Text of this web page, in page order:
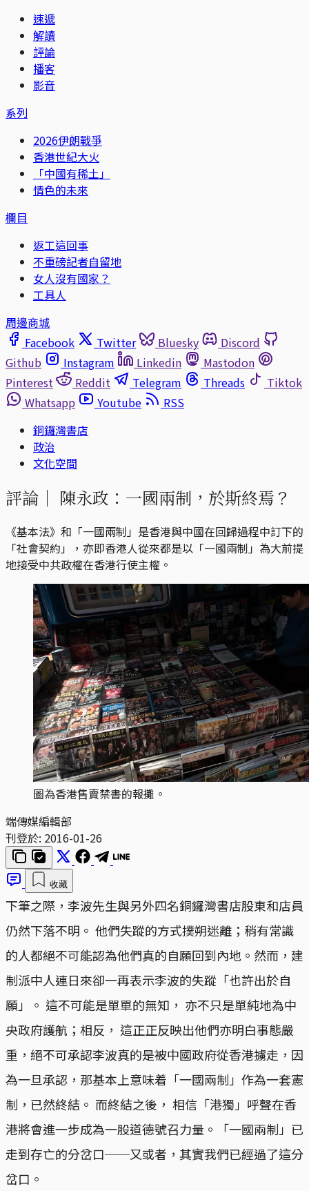
速遞
解讀
評論
播客
影音
系列
2026伊朗戰爭
香港世紀大火
「中國有稀土」
情色的未來
欄目
返工這回事
不重磅記者自留地
女人沒有國家？
工具人
周邊商城
Facebook
Twitter Bluesky
Discord
Github
Instagram Linkedin
Mastodon
Pinterest
Reddit Telegram Threads
Tiktok
Whatsapp
Youtube
RSS
銅鑼灣書店
政治
文化空間
評論｜ 陳永政：一國兩制，於斯終焉？
《基本法》和「一國兩制」是香港與中國在回歸過程中訂下的
「社會契約」，亦即香港人從來都是以「一國兩制」為大前提
地接受中共政權在香港行使主權。
圖為香港售賣禁書的報攤。
端傳媒編輯部
刊登於: 2016-01-26
收藏
下筆之際，李波先生與另外四名銅鑼灣書店股東和店員
仍然下落不明。 他們失蹤的方式撲朔迷離；稍有常識
的人都絕不可能認為他們真的自願回到內地。然而，建
制派中人連日來卻一再表示李波的失蹤「也許出於自
願」。 這不可能是單單的無知， 亦不只是單純地為中
央政府護航；相反， 這正正反映出他們亦明白事態嚴
重，絕不可承認李波真的是被中國政府從香港擄走，因
為一旦承認，那基本上意味着「一國兩制」作為一套憲
制，已然終結。 而終結之後， 相信「港獨」呼聲在香
港將會進一步成為一股道德號召力量。「一國兩制」已
走到存亡的分岔口──又或者，其實我們已經過了這分
岔口。